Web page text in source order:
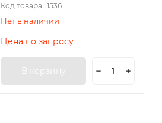
Код товара: 1536
Нет в наличии
Цена по запросу
В корзину